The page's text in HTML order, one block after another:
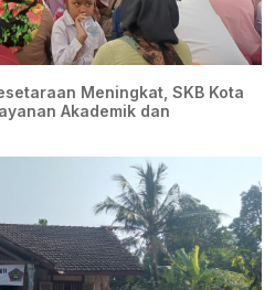
Meningkat, SKB Kota
Akademik dan